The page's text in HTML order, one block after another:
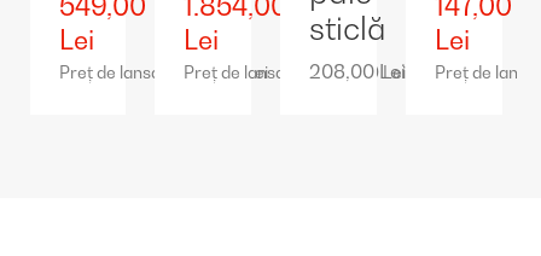
Lei
Preț de lansare: 939,00 Lei
Lei
Preț de lansare: 2.859,00 Lei
sticlă
208,00 Lei *
Lei
Preț de